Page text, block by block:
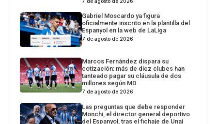
Gabriel Moscardo ya figura
oficialmente inscrito en la plantilla del
Espanyol en la web de LaLiga
7 de agosto de 2026
Marcos Fernández dispara su
cotización: más de diez clubes han
tanteado pagar su cláusula de dos
millones según MD
7 de agosto de 2026
Las preguntas que debe responder
Monchi, el director general deportivo
del Espanyol, tras el fichaje de Unai